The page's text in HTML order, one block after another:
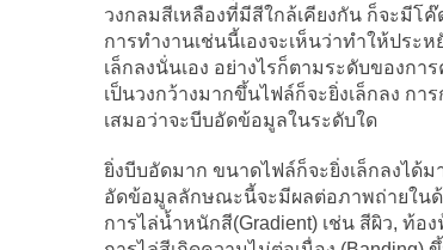
วงกลมสีเหลืองที่มีสีใกล้เคียงกัน ก็จะมีโ
การทำงานเช่นนี้เองจะเห็นว่าทำให้ปร
เล็กลงนั่นเอง อย่างไรก็ตามระดับของก
เป็นวงกว้างมากขึ้นไฟล์ก็จะยิ่งเล็กลง กา
เสมอว่าจะบีบอัดข้อมูลในระดับใด
ยิ่งบีบอัดมาก ขนาดไฟล์ก็จะยิ่งเล็กลงไ
อัดข้อมูลลักษณะนี้จะมีผลต่อภาพถ่ายในด้
การไล่น้ำหนักสี(Gradient) เช่น สีผิว, ท้อ